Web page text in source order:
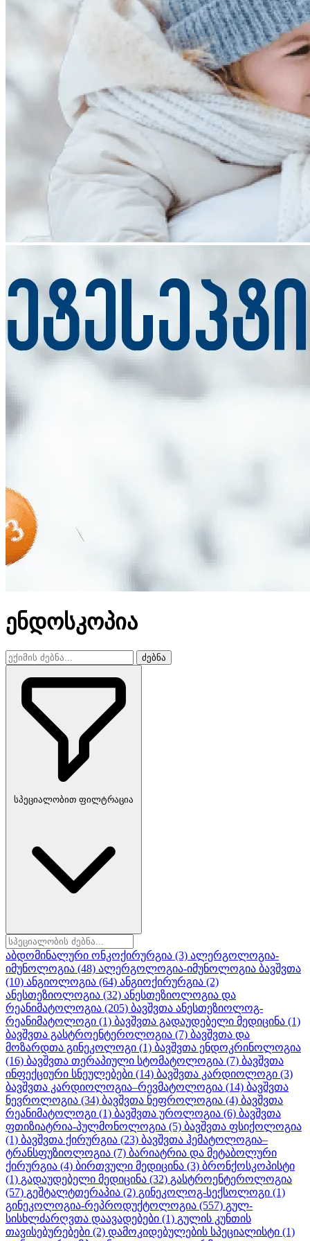
ენდოსკოპია
ძებნა
სპეციალობით ფილტრაცია
აბდომინალური ონკოქირურგია (3) ალერგოლოგია-
იმუნოლოგია (48) ალერგოლოგია-იმუნოლოგია ბავშვთა
(10) ანგიოლოგია (64) ანგიოქირურგია (2)
ანესთეზიოლოგია (32) ანესთეზიოლოგია და
რეანიმატოლოგია (205) ბავშვთა ანესთეზიოლოგ-
რეანიმატოლოგი (1) ბავშვთა გადაუდებელი მედიცინა (1)
ბავშვთა გასტროენტეროლოგია (7) ბავშვთა და
მოზარდთა გინეკოლოგი (1) ბავშვთა ენდოკრინოლოგია
(16) ბავშვთა თერაპიული სტომატოლოგია (7) ბავშვთა
ინფექციური სნეულებები (14) ბავშვთა კარდიოლოგი (3)
ბავშვთა კარდიოლოგია–რევმატოლოგია (14) ბავშვთა
ნევროლოგია (34) ბავშვთა ნეფროლოგია (4) ბავშვთა
რეანიმატოლოგი (1) ბავშვთა უროლოგია (6) ბავშვთა
ფთიზიატრია-პულმონოლოგია (5) ბავშვთა ფსიქოლოგია
(1) ბავშვთა ქირურგია (23) ბავშვთა ჰემატოლოგია–
ტრანსფუზიოლოგია (7) ბარიატრია და მეტაბოლური
ქირურგია (4) ბირთვული მედიცინა (3) ბრონქოსკოპისტი
(1) გადაუდებელი მედიცინა (32) გასტროენტეროლოგია
(57) გეშტალტთერაპია (2) გინეკოლოგ-სექსოლოგი (1)
გინეკოლოგია-რეპროდუქტოლოგია (557) გულ-
სისხლძარღვთა დაავადებები (1) გულის კუნთის
თავისებურებები (2) დამოკიდებულების სპეციალისტი (1)